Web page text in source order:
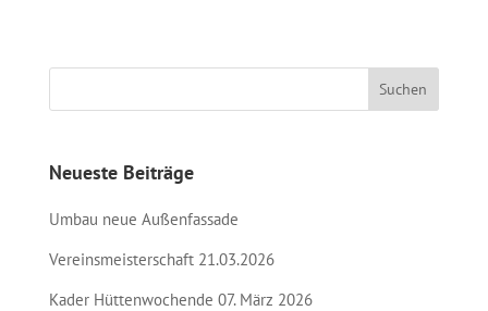
Neueste Beiträge
Umbau neue Außenfassade
Vereinsmeisterschaft 21.03.2026
Kader Hüttenwochende 07. März 2026